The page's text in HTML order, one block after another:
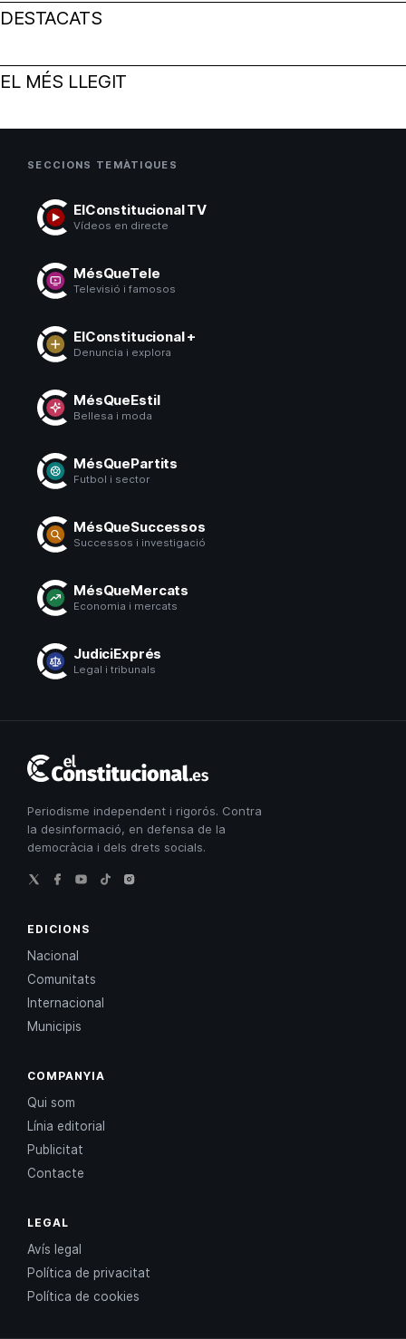
DESTACATS
EL MÉS LLEGIT
SECCIONS TEMÀTIQUES
ElConstitucional TV
Vídeos en directe
MésQueTele
Televisió i famosos
ElConstitucional +
Denuncia i explora
MésQueEstil
Bellesa i moda
MésQuePartits
Futbol i sector
MésQueSuccessos
Successos i investigació
MésQueMercats
Economia i mercats
JudiciExprés
Legal i tribunals
Constitucional
Periodisme independent i rigorós. Contra
la desinformació, en defensa de la
democràcia i dels drets socials.
EDICIONS
Nacional
Comunitats
Internacional
Municipis
COMPANYIA
Qui som
Línia editorial
Publicitat
Contacte
LEGAL
Avís legal
Política de privacitat
Política de cookies